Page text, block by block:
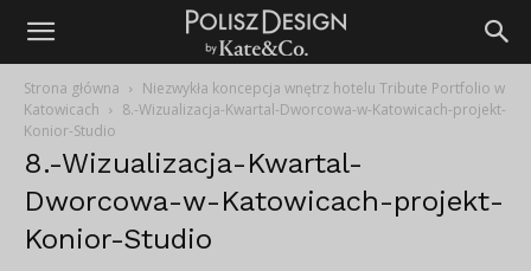
Strona główna
Niezwykła koncepcja wnętrz hotelu Tribute Portfolio w
Katowicach
8.-Wizualizacja-Kwartal-Dworcowa-w-Katowicach-projekt-
Konior-Studio
8.-Wizualizacja-Kwartal-
Dworcowa-w-Katowicach-projekt-
Konior-Studio